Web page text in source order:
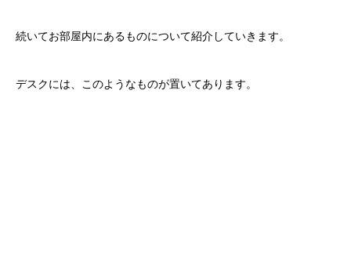
続いてお部屋内にあるものについて紹介していきます。
デスクには、このようなものが置いてあります。